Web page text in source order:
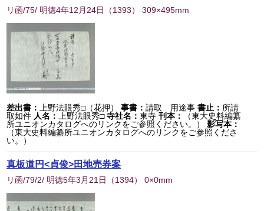
リ函/75/ 明徳4年12月24日 （1393） 309×495mm
差出書： 上野法眼秀□（花押） 事書：請取 用途事 書止： 所請
取如件 人名： 上野法眼秀□ 寺社名：東寺 刊本：
（東大史料編纂
所ユニオンカタログへのリンクをご参照ください。）
影写本：
（東大史料編纂所ユニオンカタログへのリンクをご参照くださ
い。）
真板道円<貞俊>田地売券案
リ函/79/2/ 明徳5年3月21日 （1394） 0×0mm